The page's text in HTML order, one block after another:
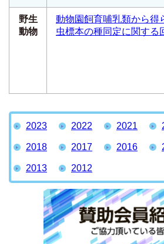
野生
動物
動物園飼育哺乳類から得
虫標本の種同定に関する
2023 2022 2021
2018 2017 2016
2013 2012